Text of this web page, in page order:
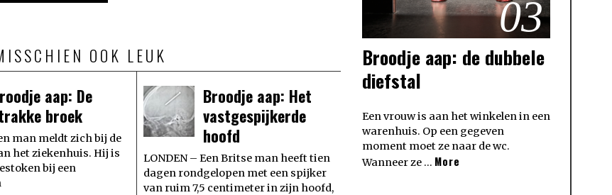
OOK LEUK
aap: De
broek
man meldt zich bij de
het ziekenhuis. Hij is
bij een
Broodje aap: Het
vastgespijkerde
hoofd
LONDEN – Een Britse man heeft tien
dagen rondgelopen met een spijker
van ruim 7,5 centimeter in zijn hoofd,
03
Broodje aap: de dubbele
diefstal
Een vrouw is aan het winkelen in een
warenhuis. Op een gegeven
moment moet ze naar de wc.
Wanneer ze … More